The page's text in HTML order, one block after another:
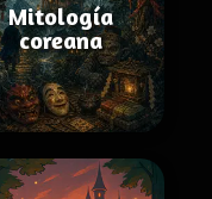
Mitología
coreana